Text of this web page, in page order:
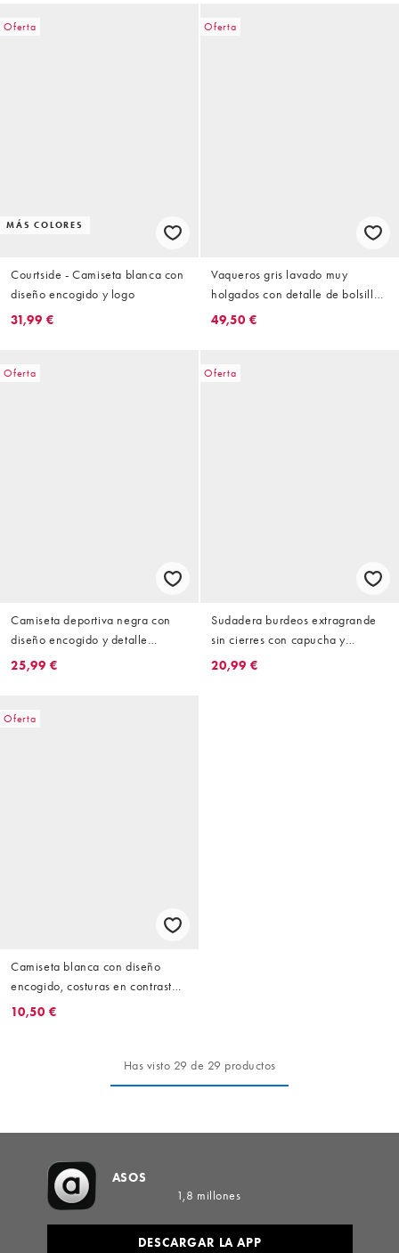
Oferta
MÁS COLORES
Courtside - Camiseta blanca con
diseño encogido y logo
31,99 €
Oferta
Vaqueros gris lavado muy
holgados con detalle de bolsillo
de Courtside
49,50 €
Oferta
Camiseta deportiva negra con
diseño encogido y detalle
estampado de Courtside
25,99 €
Oferta
Sudadera burdeos extragrande
sin cierres con capucha y
estampado de estilo universitario
20,99 €
Oferta
Camiseta blanca con diseño
encogido, costuras en contraste y
detalle de logo de Courtside
10,50 €
Has visto 29 de 29 productos
ASOS
1,8 millones
DESCARGAR LA APP